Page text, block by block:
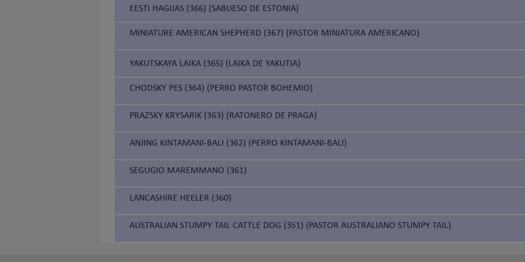
EESTI HAGIJAS (366) (SABUESO DE ESTONIA)
MINIATURE AMERICAN SHEPHERD (367) (PASTOR MINIATURA AMERICANO)
YAKUTSKAYA LAIKA (365) (LAIKA DE YAKUTIA)
CHODSKY PES (364) (PERRO PASTOR BOHEMIO)
PRAZSKY KRYSARIK (363) (RATONERO DE PRAGA)
ANJING KINTAMANI-BALI (362) (PERRO KINTAMANI-BALI)
SEGUGIO MAREMMANO (361)
LANCASHIRE HEELER (360)
AUSTRALIAN STUMPY TAIL CATTLE DOG (351) (PASTOR AUSTRALIANO STUMPY TAIL)